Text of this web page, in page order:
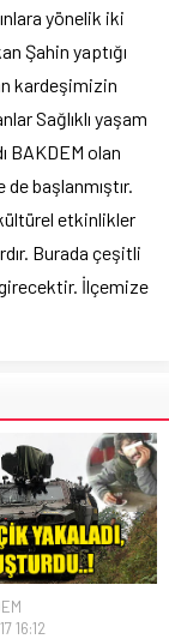
yönelik iki
Şahin yaptığı
kardeşimizin
Sağlıklı yaşam
BAKDEM olan
başlanmıştır.
etkinlikler
Burada çeşitli
İlçemize
16:12